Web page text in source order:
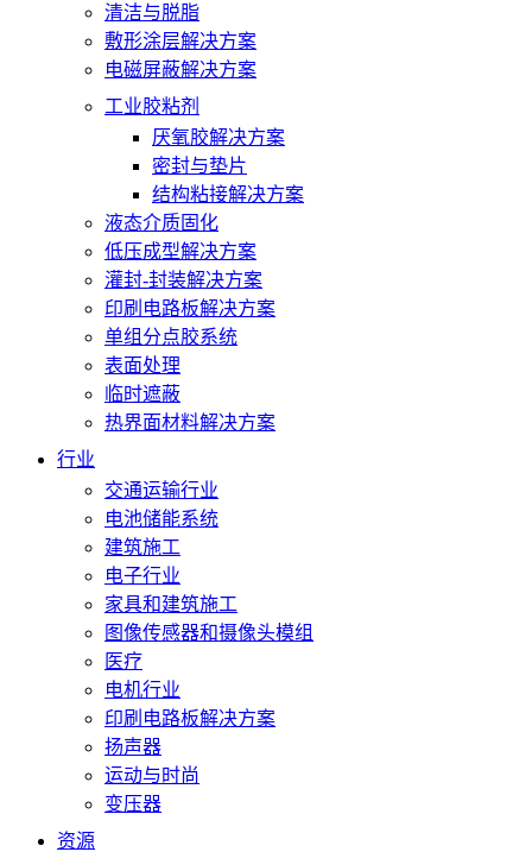
清洁与脱脂
敷形涂层解决方案
电磁屏蔽解决方案
工业胶粘剂
厌氧胶解决方案
密封与垫片
结构粘接解决方案
液态介质固化
低压成型解决方案
灌封-封装解决方案
印刷电路板解决方案
单组分点胶系统
表面处理
临时遮蔽
热界面材料解决方案
行业
交通运输行业
电池储能系统
建筑施工
电子行业
家具和建筑施工
图像传感器和摄像头模组
医疗
电机行业
印刷电路板解决方案
扬声器
运动与时尚
变压器
资源